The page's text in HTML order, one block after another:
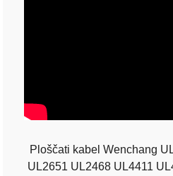
Ploščati kabel Wenchang
UL2651 UL2468 UL4411